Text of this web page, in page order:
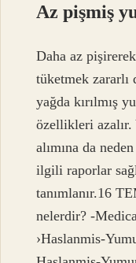
Az pişmiş
Daha az
tüketmek
yağda kırılmış
özellikleri azalır.
alımına da
ilgili raporlar
tanımlanır.16
nelerdir? -
›Haslanmis-